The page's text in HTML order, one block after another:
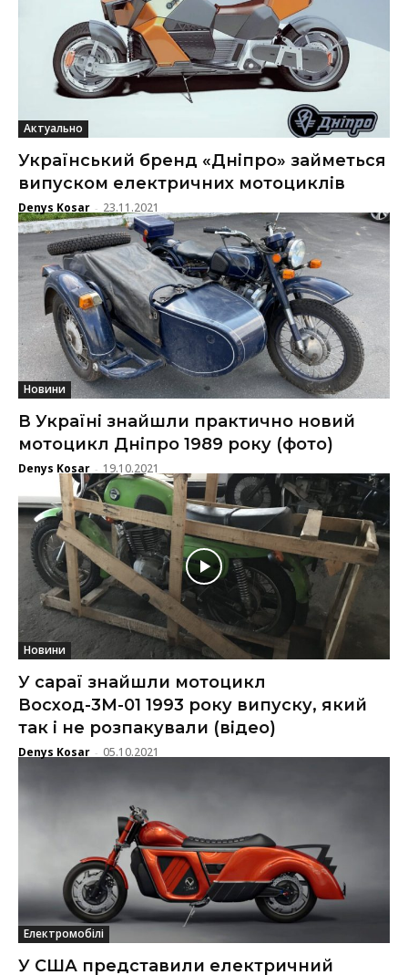
Актуально
Український бренд «Дніпро» займеться
випуском електричних мотоциклів
Denys Kosar - 23.11.2021
Новини
В Україні знайшли практично новий
мотоцикл Дніпро 1989 року (фото)
Denys Kosar - 19.10.2021
Новини
У сараї знайшли мотоцикл
Восход-3М-01 1993 року випуску, який
так і не розпакували (відео)
Denys Kosar - 05.10.2021
Електромобілі
У США представили електричний